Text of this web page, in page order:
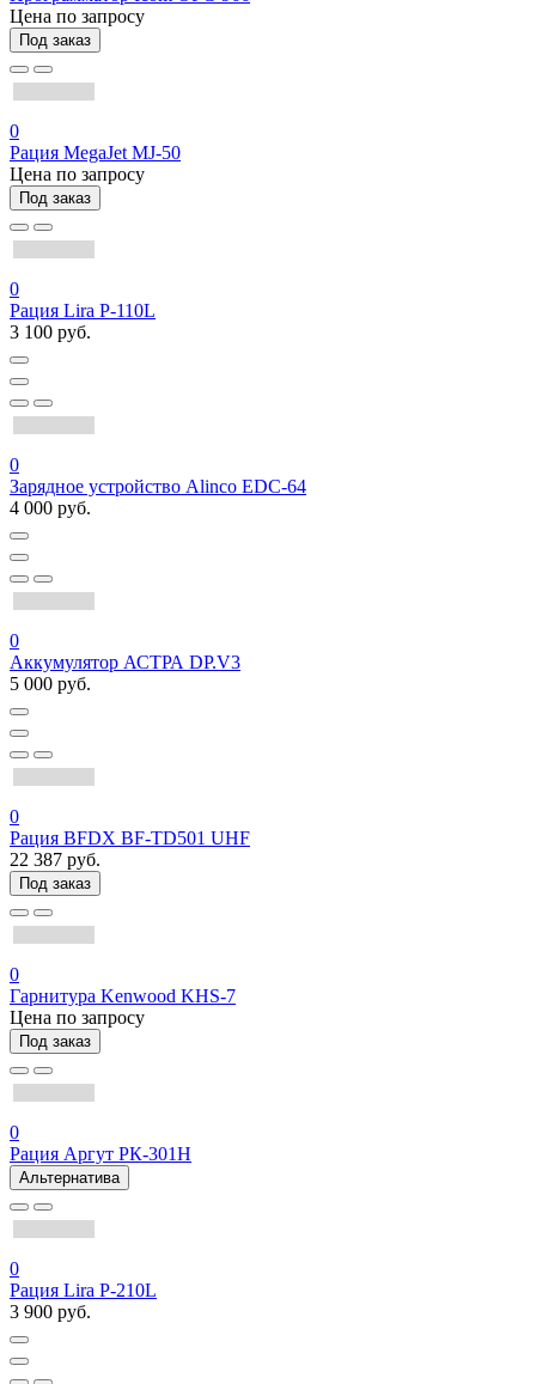
Цена по запросу
Под заказ
0
Рация MegaJet MJ-50
Цена по запросу
Под заказ
0
Рация Lira P-110L
3 100 руб.
0
Зарядное устройство Alinco EDC-64
4 000 руб.
0
Аккумулятор АСТРА DP.V3
5 000 руб.
0
Рация BFDX BF-TD501 UHF
22 387 руб.
Под заказ
0
Гарнитура Kenwood KHS-7
Цена по запросу
Под заказ
0
Рация Аргут РК-301Н
Альтернатива
0
Рация Lira P-210L
3 900 руб.